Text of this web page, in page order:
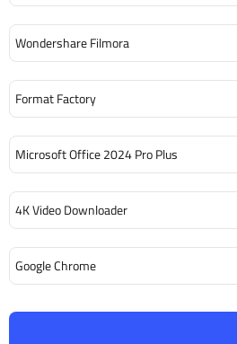
Wondershare Filmora
Format Factory
Microsoft Office 2024 Pro Plus
4K Video Downloader
Google Chrome